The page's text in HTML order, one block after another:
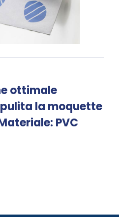
ottimale
la moquette
PVC